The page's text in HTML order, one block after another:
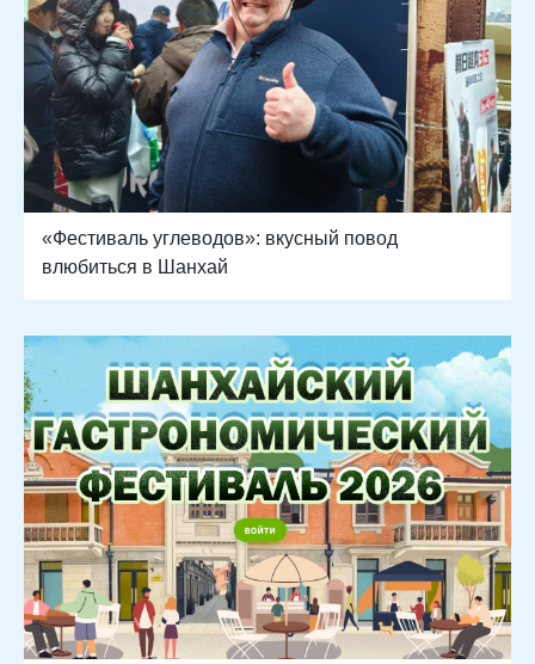
«Фестиваль углеводов»: вкусный повод
влюбиться в Шанхай